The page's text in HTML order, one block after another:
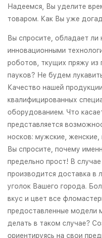
Надеемся, Вы уделите
товаром. Как Вы уже
Вы спросите, обладает
инновационными
роботов, ткущих пряжу из
пауков? Не будем
Качество нашей
квалифицированных
оборудованием. Что
представляется
носков: мужские,
Вы спросите, почему
предельно прост! В
производится доставка в
уголок Вашего города.
вкус и цвет все
предоставленные модели
делать в таком случае?
ориентируясь на свои